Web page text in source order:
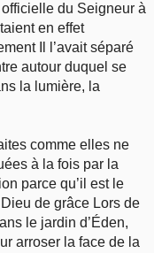
du Seigneur à
en effet
Il l’avait séparé
autour duquel se
la lumière, la
comme elles ne
à la fois par la
parce qu’il est le
de grâce Lors de
le jardin d’Éden,
arroser la face de la